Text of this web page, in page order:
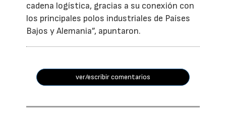
cadena logística, gracias a su conexión con
los principales polos industriales de Países
Bajos y Alemania”, apuntaron.
ver/escribir comentarios